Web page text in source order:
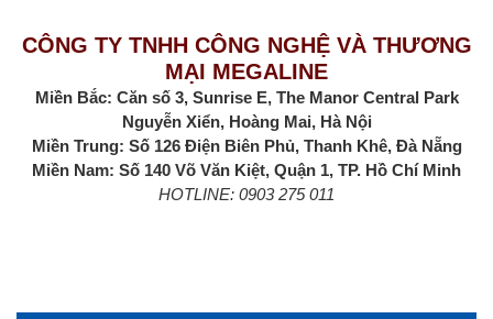
CÔNG TY TNHH CÔNG NGHỆ VÀ THƯƠNG
MẠI MEGALINE
Miền Bắc: Căn số 3, Sunrise E, The Manor Central Park
Nguyễn Xiển, Hoàng Mai, Hà Nội
Miền Trung: Số 126 Điện Biên Phủ, Thanh Khê, Đà Nẵng
Miền Nam: Số 140 Võ Văn Kiệt, Quận 1, TP. Hồ Chí Minh
HOTLINE: 0903 275 011